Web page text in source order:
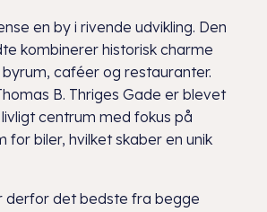
en by i rivende udvikling. Den
kombinerer historisk charme
caféer og restauranter.
B. Thriges Gade er blevet
centrum med fokus på
for biler, hvilket skaber en unik
derfor det bedste fra begge